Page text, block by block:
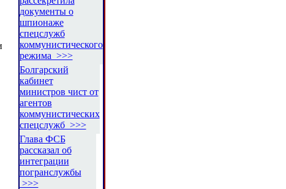
документы о
шпионаже
спецслужб
коммунистического
режима >>>
Болгарский
кабинет
министров чист от
агентов
коммунистических
спецслужб >>>
Глава ФСБ
рассказал об
интеграции
погранслужбы
>>>